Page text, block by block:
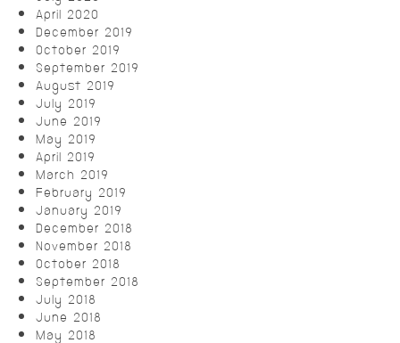
April 2020
December 2019
October 2019
September 2019
August 2019
July 2019
June 2019
May 2019
April 2019
March 2019
February 2019
January 2019
December 2018
November 2018
October 2018
September 2018
July 2018
June 2018
May 2018